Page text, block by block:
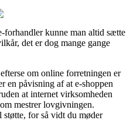
forhandler kunne man altid sætte
det er dog mange gange
om online forretningen er
en påvisning af at e-shoppen
at internet virksomheden
mestrer lovgivningen.
for så vidt du møder